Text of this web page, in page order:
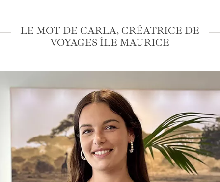
LE MOT DE CARLA, CRÉATRICE DE
VOYAGES ÎLE MAURICE